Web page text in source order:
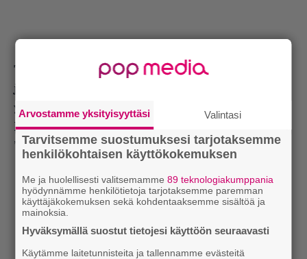
Tähänkin liittyen, olet tällä hetkellä asemassa,
jossa keltainen lehdistö raportoi
yksityiselämästäsi ja sitä kommentoidaan
keskustelupalstoilla. Miltä se tuntuu?
”Hmm. Ei se oikeastaan tunnu miltään.”
Arvostamme yksityisyyttäsi Valintasi
Tarvitsemme suostumuksesi tarjotaksemme
henkilökohtaisen käyttökokemuksen
Me ja huolellisesti valitsemamme89 teknologiakumppania
hyödynnämme henkilötietoja tarjotaksemme paremman
käyttäjäkokemuksen sekä kohdentaaksemme sisältöä ja
mainoksia.
Hyväksymällä suostut tietojesi käyttöön seuraavasti
Käytämme laitetunnisteita ja tallennamme evästeitä